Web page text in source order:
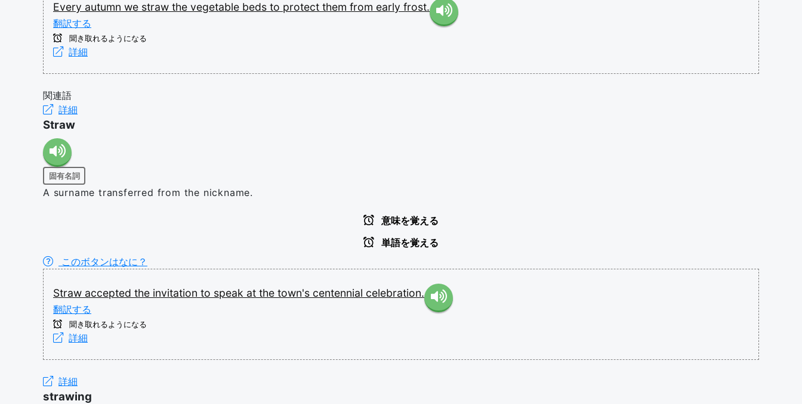
Every autumn we straw the vegetable beds to protect them from early frost.
翻訳する
聞き取れるようになる
詳細
関連語
詳細
Straw
固有名詞
A surname transferred from the nickname.
意味を覚える
単語を覚える
このボタンはなに？
Straw accepted the invitation to speak at the town's centennial celebration.
翻訳する
聞き取れるようになる
詳細
詳細
strawing